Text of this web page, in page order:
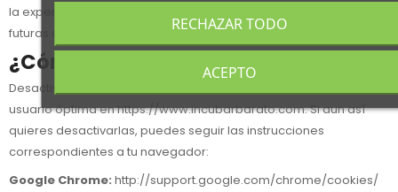
la experiencia del usuario y guardar sus preferencias para
futuras sesiones en nuestro sitio web.
¿Cómo desactivar las Cookies?
Desactivando las Cookies no se disfrutará de la experiencia de
usuario óptima enhttps://www.incubarbarato.com. Si aun así
quieres desactivarlas, puedes seguir las instrucciones
correspondientes a tu navegador:
Google Chrome: http://support.google.com/chrome/cookies/
RECHAZAR TODO
ACEPTO